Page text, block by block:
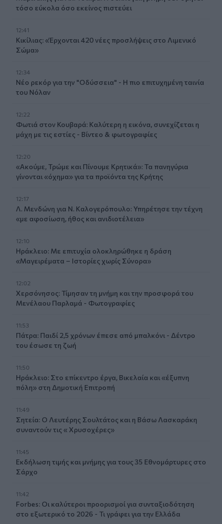
τόσο εύκολα όσο εκείνος πιστεύει
12:41
Κικίλιας: «Έρχονται 420 νέες προσλήψεις στο Λιμενικό
Σώμα»
12:34
Νέο ρεκόρ για την "Οδύσσεια" - Η πιο επιτυχημένη ταινία
του Νόλαν
12:22
Φωτιά στον Κουβαρά: Καλύτερη η εικόνα, συνεχίζεται η
μάχη με τις εστίες - Βίντεο & φωτογραφίες
12:20
«Ακούμε, Τρώμε και Πίνουμε Κρητικά»: Τα πανηγύρια
γίνονται «όχημα» για τα προϊόντα της Κρήτης
12:17
Λ. Μενδώνη για Ν. Καλογερόπουλο: Υπηρέτησε την τέχνη
«με αφοσίωση, ήθος και ανιδιοτέλεια»
12:10
Ηράκλειο: Με επιτυχία ολοκληρώθηκε η δράση
«Μαγειρέματα – Ιστορίες χωρίς Σύνορα»
12:02
Χερσόνησος: Τίμησαν τη μνήμη και την προσφορά του
Μενέλαου Παρλαμά - Φωτογραφίες
11:53
Πάτρα: Παιδί 2,5 χρόνων έπεσε από μπαλκόνι - Δέντρο
του έσωσε τη ζωή
11:50
Ηράκλειο: Στο επίκεντρο έργα, Βικελαία και «έξυπνη
πόλη» στη Δημοτική Επιτροπή
11:49
Σητεία: Ο Λευτέρης Σουλτάτος και η Βάσω Λασκαράκη
συναντούν τις « Χρυσοχέρες»
11:45
Εκδήλωση τιμής και μνήμης για τους 35 Εθνομάρτυρες στο
Σάρχο
11:42
Forbes: Οι καλύτεροι προορισμοί για συνταξιοδότηση
στο εξωτερικό το 2026 - Τι γράφει για την Ελλάδα